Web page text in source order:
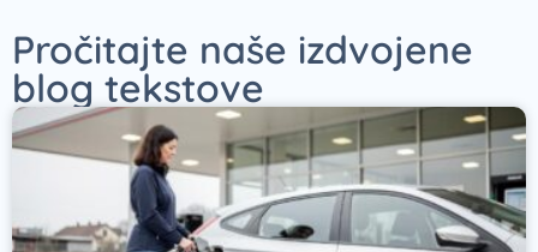
Pročitajte naše izdvojene
blog tekstove